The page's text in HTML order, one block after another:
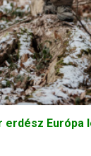
erdész Európa